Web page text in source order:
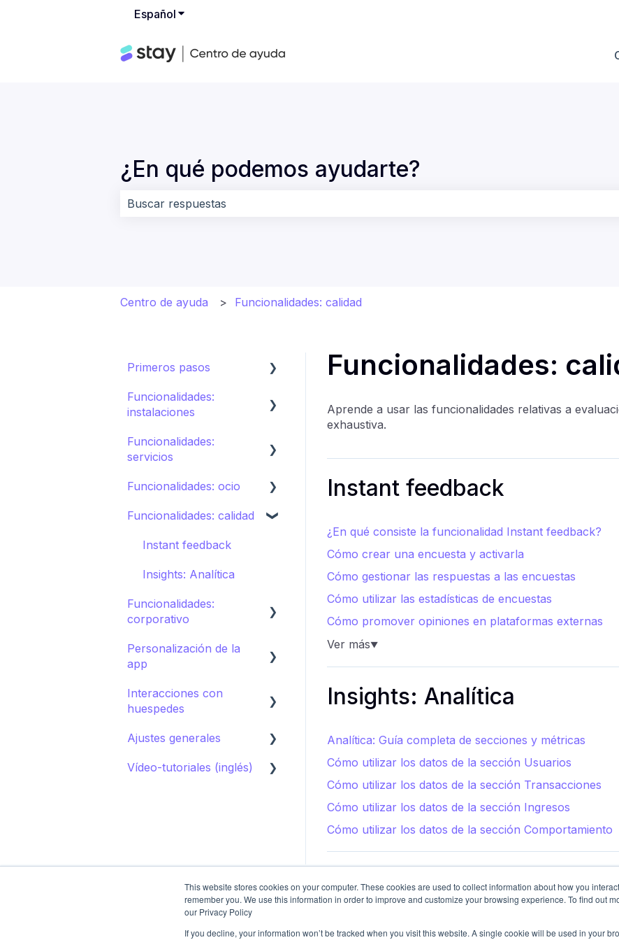
This website stores cookies on your computer. These cookies are used to collect information about how you
remember you. We use this information in order to improve and customize your browsing experience. To find out
our Privacy Policy
If you decline, your information won’t be tracked when you visit this website. A single cookie will be used in your
Español Traducciones de Mostrar submenú de
¿En qué podemos ayudarte?
Centro de ayuda Funcionalidades: calidad
Funcionalidades:
Aprende a usar las funcionalidades relativas a
exhaustiva.
Instant feedback
¿En qué consiste la funcionalidad Instant feedback?
Cómo crear una encuesta y activarla
Cómo gestionar las respuestas a las encuestas
Cómo utilizar las estadísticas de encuestas
Cómo promover opiniones en plataformas externas
Ver más▼
Insights: Analítica
Analítica: Guía completa de secciones y métricas
Cómo utilizar los datos de la sección Usuarios
Cómo utilizar los datos de la sección Transacciones
Cómo utilizar los datos de la sección Ingresos
Cómo utilizar los datos de la sección Comportamiento
Primeros pasos
Ecosistema de STAY
STAY
Funcionalidades:
instalaciones
Restaurantes
Otras Instalaciones
Funcionalidades:
servicios
Servicio de habitaciones
Lavandería
Incidencias,
Amenities
Otros servicios
Funcionalidades: ocio
Calendario de actividades
Tours
Puntos de interés
Club infantil
Funcionalidades: calidad
Instant feedback
Insights: Analítica
Funcionalidades:
corporativo
Control de marca
Campañas
Personalización de la
app
Cómo editar la app para
huéspedes
Cómo promocionar la
Interacciones con
huespedes
AI Concierge
CRM
Ajustes generales
Ajustes del hotel
contenido
Imágenes
Smart assistant
Vídeo-tutoriales (inglés)
Calendario de actividades